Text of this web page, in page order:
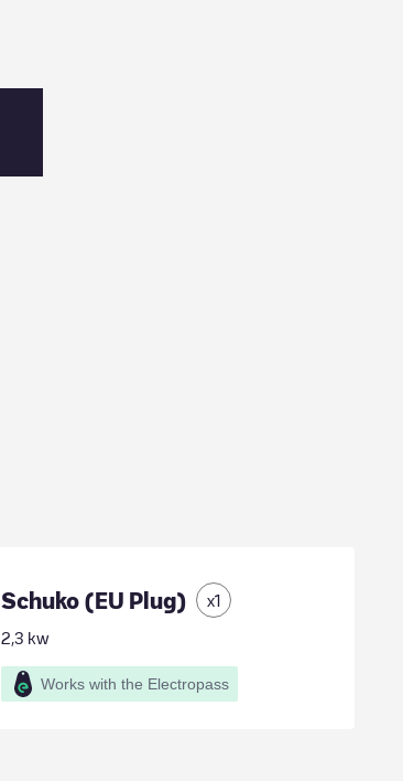
Schuko (EU Plug) x1
2,3 kw
Works with the Electropass